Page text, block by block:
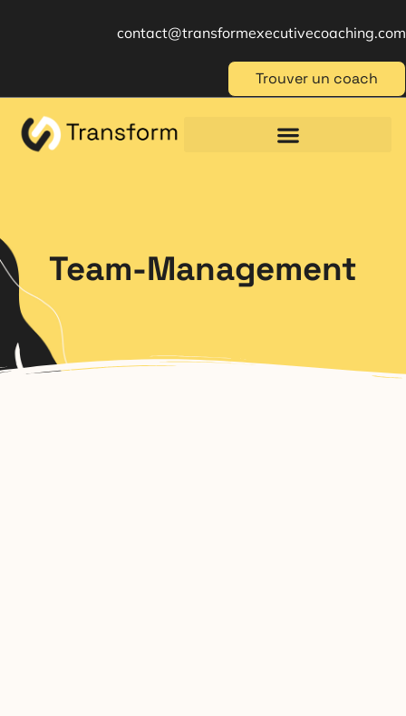
contact@transformexecutivecoaching.com
Trouver un coach
Team-Management